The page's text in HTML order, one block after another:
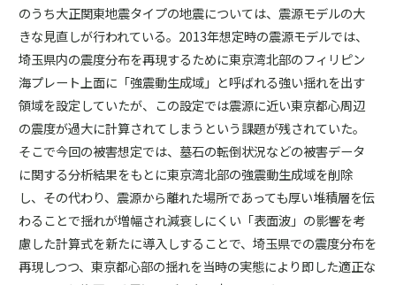
のうち大正関東地震タイプの地震については、震源モデルの大
きな見直しが行われている。2013年想定時の震源モデルでは、
埼玉県内の震度分布を再現するために東京湾北部のフィリピン
海プレート上面に「強震動生成域」と呼ばれる強い揺れを出す
領域を設定していたが、この設定では震源に近い東京都心周辺
の震度が過大に計算されてしまうという課題が残されていた。
そこで今回の被害想定では、墓石の転倒状況などの被害データ
に関する分析結果をもとに東京湾北部の強震動生成域を削除
し、その代わり、震源から離れた場所であっても厚い堆積層を伝
わることで揺れが増幅され減衰しにくい「表面波」の影響を考
慮した計算式を新たに導入しすることで、埼玉県での震度分布を
再現しつつ、東京都心部の揺れを当時の実態により即した適正な